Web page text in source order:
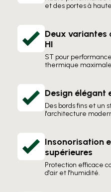
et des portes à
Deux variantes
HI
ST pour
thermique
Design élégant
Des bords fins et un
l'architecture
Insonorisation
supérieures
Protection efficace
d'air et l'humidité.